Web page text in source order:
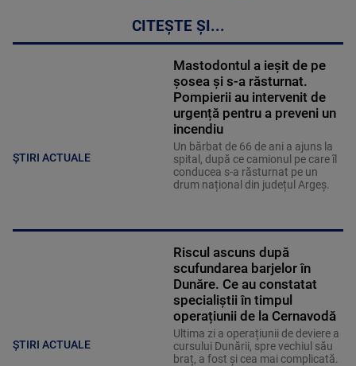
CITEȘTE ȘI...
ȘTIRI ACTUALE
Mastodontul a ieșit de pe
șosea și s-a răsturnat.
Pompierii au intervenit de
urgență pentru a preveni un
incendiu
Un bărbat de 66 de ani a ajuns la
spital, după ce camionul pe care îl
conducea s-a răsturnat pe un
drum național din județul Argeș.
ȘTIRI ACTUALE
Riscul ascuns după
scufundarea barjelor în
Dunăre. Ce au constatat
specialiștii în timpul
operațiunii de la Cernavodă
Ultima zi a operațiunii de deviere a
cursului Dunării, spre vechiul său
braț, a fost și cea mai complicată.